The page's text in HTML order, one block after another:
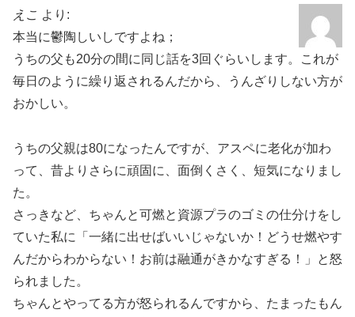
えこ より:
本当に鬱陶しいしですよね；
うちの父も20分の間に同じ話を3回ぐらいします。これが
毎日のように繰り返されるんだから、うんざりしない方が
おかしい。
うちの父親は80になったんですが、アスペに老化が加わ
って、昔よりさらに頑固に、面倒くさく、短気になりまし
た。
さっきなど、ちゃんと可燃と資源プラのゴミの仕分けをし
ていた私に「一緒に出せばいいじゃないか！どうせ燃やす
んだからわからない！お前は融通がきかなすぎる！」と怒
られました。
ちゃんとやってる方が怒られるんですから、たまったもん